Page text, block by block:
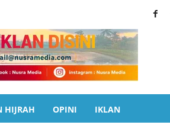
HIJRAH OPINI IKLAN